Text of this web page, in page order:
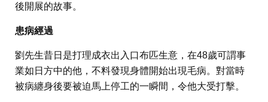
後開展的故事。
患病經過
劉先生昔日是打理成衣出入口布匹生意，在48歲可謂事
業如日方中的他，不料發現身體開始出現毛病。對當時
被病纏身後要被迫馬上停工的一瞬間，令他大受打擊。